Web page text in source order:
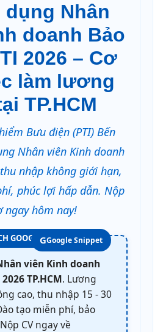
dụng Nhân
doanh Bảo
2026 – Cơ
làm lương
TP.HCM
Bưu điện (PTI) Bến
Nhân viên Kinh doanh
nhập không giới hạn,
phúc lợi hấp dẫn. Nộp
ngay hôm nay!
GOOGLE TÌM KIẾM
GGoogle Snippet
viên Kinh doanh
TP.HCM. Lương
cao, thu nhập 15 - 30
tạo miễn phí, bảo
CV ngay về